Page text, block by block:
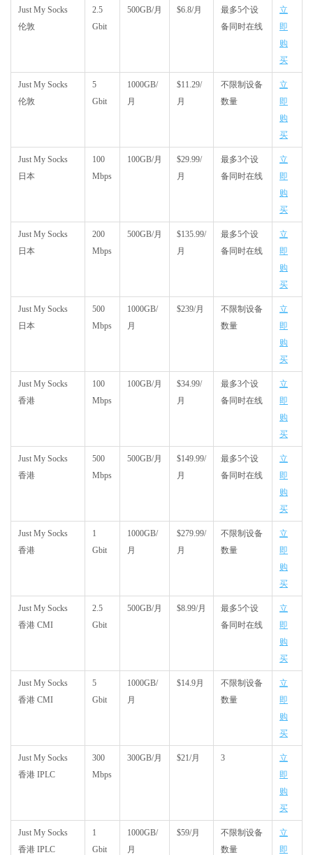
Just My Socks
伦敦
2.5
Gbit
500GB/月 $6.8/月
最多5个设
备同时在线
立
即
购
买
Just My Socks
伦敦
5
Gbit
1000GB/
月
$11.29/
月
不限制设备
数量
立
即
购
买
Just My Socks
日本
100
Mbps
100GB/月
$29.99/
月
最多3个设
备同时在线
立
即
购
买
Just My Socks
日本
200
Mbps
500GB/月
$135.99/
月
最多5个设
备同时在线
立
即
购
买
Just My Socks
日本
500
Mbps
1000GB/
月
$239/月
不限制设备
数量
立
即
购
买
Just My Socks
香港
100
Mbps
100GB/月
$34.99/
月
最多3个设
备同时在线
立
即
购
买
Just My Socks
香港
500
Mbps
500GB/月
$149.99/
月
最多5个设
备同时在线
立
即
购
买
Just My Socks
香港
1
Gbit
1000GB/
月
$279.99/
月
不限制设备
数量
立
即
购
买
Just My Socks
香港 CMI
2.5
Gbit
500GB/月 $8.99/月
最多5个设
备同时在线
立
即
购
买
Just My Socks
香港 CMI
5
Gbit
1000GB/
月
$14.9月
不限制设备
数量
立
即
购
买
Just My Socks
香港 IPLC
300
Mbps
300GB/月 $21/月 3
立
即
购
买
Just My Socks
香港 IPLC
1
Gbit
1000GB/
月
$59/月
不限制设备
数量
立
即